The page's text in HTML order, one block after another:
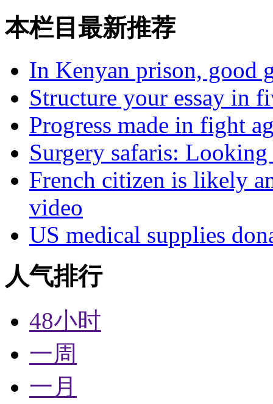
本栏目最新推荐
In Kenyan prison, good
Structure your essay in
Progress made in fight
Surgery safaris:
French citizen is likely
video
US medical supplies
人气排行
48小时
一周
一月